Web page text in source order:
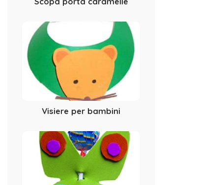
Visiere per bambini